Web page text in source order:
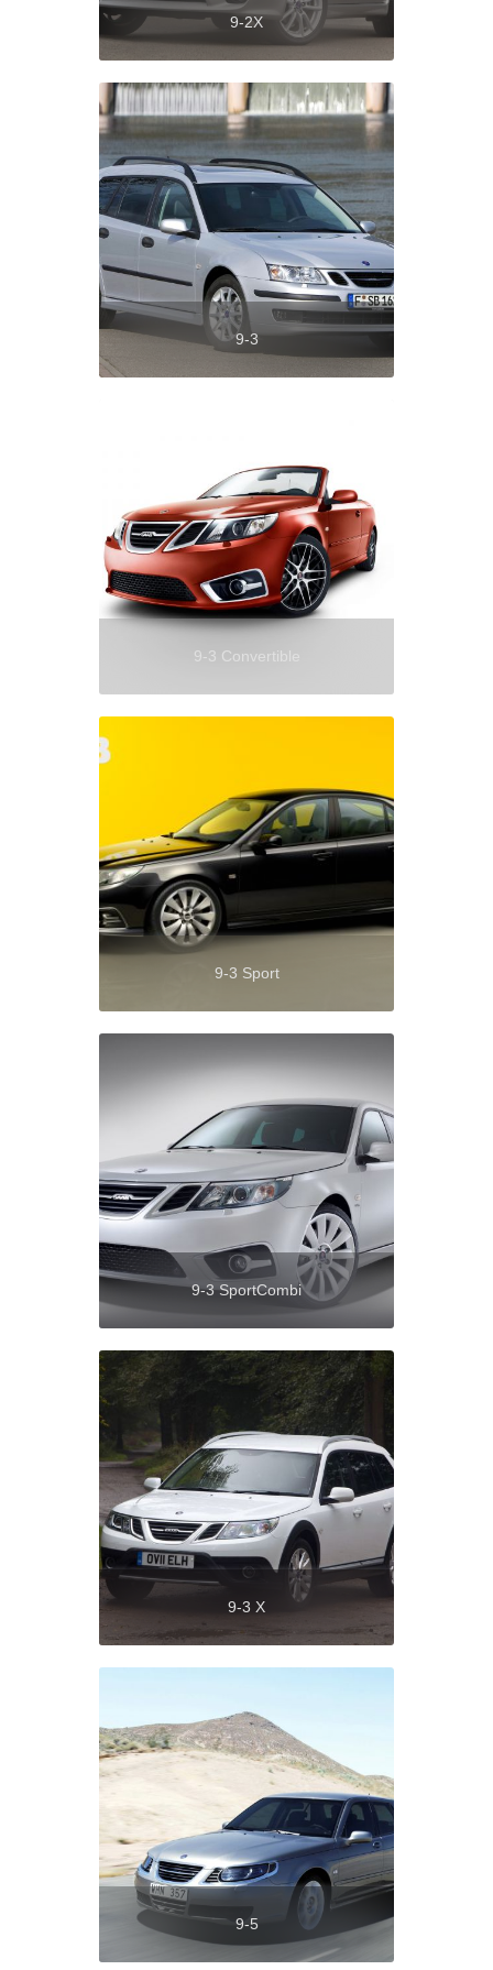
9-2X
9-3
9-3 Convertible
9-3 Sport
9-3 SportCombi
9-3 X
9-5